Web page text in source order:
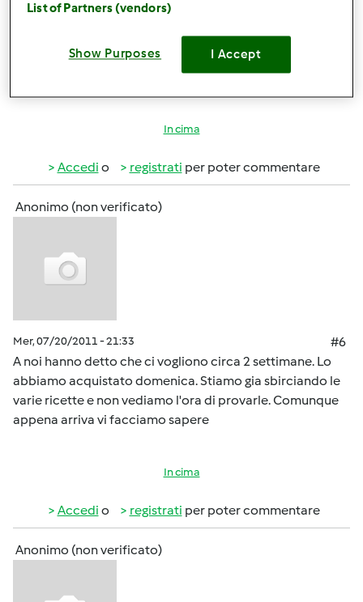
Mer, 07/20/2011 - 21:14
Benvenuti tra noi Elisa e Fabio!
In cima
Accedi o registrati per poter commentare
Anonimo (non verificato)
Mer, 07/20/2011 - 21:33
#6
A noi hanno detto che ci vogliono circa 2 settimane. Lo
abbiamo acquistato domenica. Stiamo gia sbirciando le
varie ricette e non vediamo l'ora di provarle. Comunque
appena arriva vi facciamo sapere
In cima
Accedi o registrati per poter commentare
Anonimo (non verificato)
List of Partners (vendors)
Show Purposes I Accept